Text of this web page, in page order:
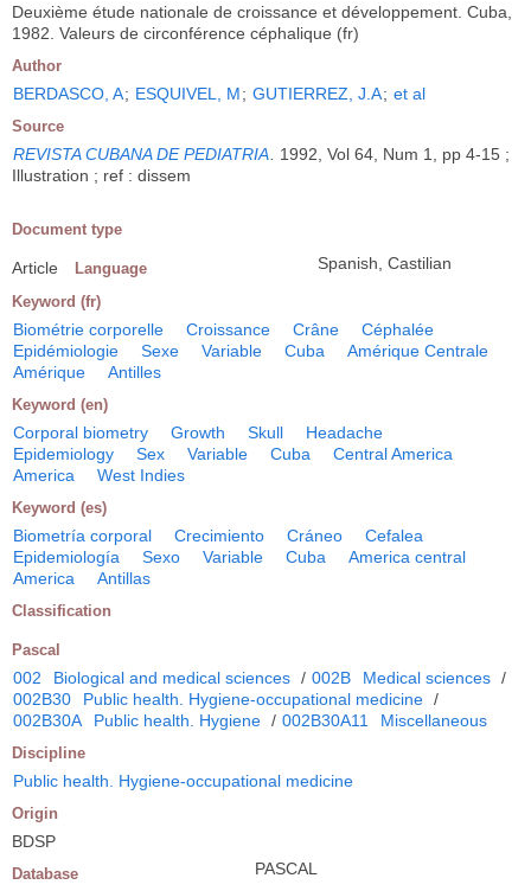
Deuxième étude nationale de croissance et développement. Cuba,
1982. Valeurs de circonférence céphalique (fr)
Author
BERDASCO, A; ESQUIVEL, M; GUTIERREZ, J.A; et al
Source
REVISTA CUBANA DE PEDIATRIA
1992, Vol 64, Num 1, pp 4-15 ;
Illustration ; ref : dissem
Document type
Article Language Spanish, Castilian
Keyword (fr)
Biométrie corporelle Croissance Crâne
Céphalée
Epidémiologie
Sexe Variable Cuba
Amérique Centrale
Amérique
Antilles
Keyword (en)
Corporal biometry Growth Skull
Headache
Epidemiology
Sex Variable Cuba
Central America
America
West Indies
Keyword (es)
Biometría corporal Crecimiento Cráneo
Cefalea
Epidemiología
Sexo Variable Cuba
America central
America
Antillas
Classification
Pascal
002 Biological and medical sciences / 002B Medical sciences /
002B30
Public health. Hygiene-occupational medicine /
002B30A
Public health. Hygiene / 002B30A11 Miscellaneous
Discipline
Public health. Hygiene-occupational medicine
Origin
BDSP
Database PASCAL